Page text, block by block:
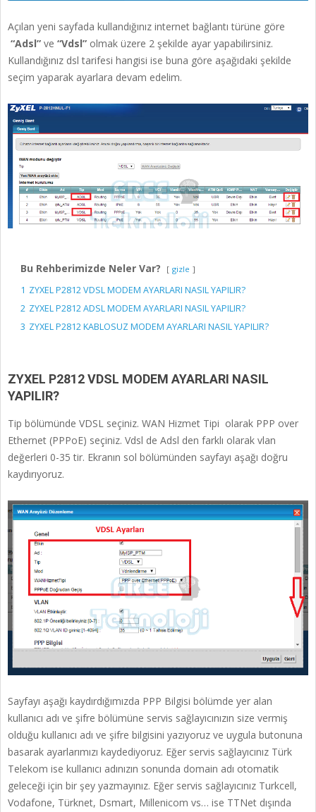
Açılan yeni sayfada kullandığınız internet bağlantı türüne göre
“Adsl” ve “Vdsl” olmak üzere 2 şekilde ayar yapabilirsiniz.
Kullandığınız dsl tarifesi hangisi ise buna göre aşağıdaki şekilde
seçim yaparak ayarlara devam edelim.
Bu Rehberimizde Neler Var? gizle
1 ZYXEL P2812 VDSL MODEM AYARLARI NASIL YAPILIR?
2 ZYXEL P2812 ADSL MODEM AYARLARI NASIL YAPILIR?
3 ZYXEL P2812 KABLOSUZ MODEM AYARLARI NASIL YAPILIR?
ZYXEL P2812 VDSL MODEM AYARLARI NASIL
YAPILIR?
Tip bölümünde VDSL seçiniz. WAN Hizmet Tipi olarak PPP over
Ethernet (PPPoE) seçiniz. Vdsl de Adsl den farklı olarak vlan
değerleri 0-35 tir. Ekranın sol bölümünden sayfayı aşağı doğru
kaydırıyoruz.
Sayfayı aşağı kaydırdığımızda PPP Bilgisi bölümde yer alan
kullanıcı adı ve şifre bölümüne servis sağlayıcınızın size vermiş
olduğu kullanıcı adı ve şifre bilgisini yazıyoruz ve uygula butonuna
basarak ayarlarımızı kaydediyoruz. Eğer servis sağlayıcınız Türk
Telekom ise kullanıcı adınızın sonunda domain adı otomatik
geleceği için bir şey yazmayınız. Eğer servis sağlayıcınız Turkcell,
Vodafone, Türknet, Dsmart, Millenicom vs… ise TTNet dışında